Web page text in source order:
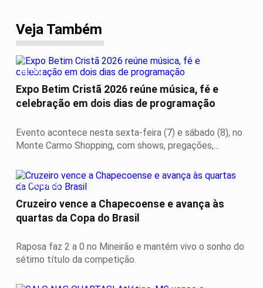
Veja Também
BETIM
Expo Betim Cristã 2026 reúne música, fé e
celebração em dois dias de programação
Evento acontece nesta sexta-feira (7) e sábado (8), no
Monte Carmo Shopping, com shows, pregações,...
ESPORTES
Cruzeiro vence a Chapecoense e avança às
quartas da Copa do Brasil
Raposa faz 2 a 0 no Mineirão e mantém vivo o sonho do
sétimo título da competição.